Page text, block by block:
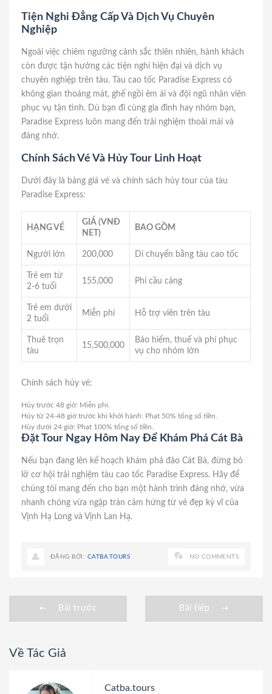
Tiện Nghi Đẳng Cấp Và Dịch Vụ Chuyên
Nghiệp
Ngoài việc chiêm ngưỡng cảnh sắc thiên nhiên, hành khách
còn được tận hưởng các tiện nghi hiện đại và dịch vụ
chuyên nghiệp trên tàu. Tàu cao tốc Paradise Express có
không gian thoáng mát, ghế ngồi êm ái và đội ngũ nhân viên
phục vụ tận tình. Dù bạn đi cùng gia đình hay nhóm bạn,
Paradise Express luôn mang đến trải nghiệm thoải mái và
đáng nhớ.
Chính Sách Vé Và Hủy Tour Linh Hoạt
Dưới đây là bảng giá vé và chính sách hủy tour của tàu
Paradise Express:
HẠNG VÉ
GIÁ (VNĐ
NET)
BAO GỒM
Người lớn 200,000 Di chuyển bằng tàu cao tốc
Trẻ em từ
2-6 tuổi
155,000 Phí cầu cảng
Trẻ em dưới
2 tuổi
Miễn phí Hỗ trợ viên trên tàu
Thuê trọn
tàu
15,500,000
Bảo hiểm, thuế và phí phục
vụ cho nhóm lớn
Chính sách hủy vé:
Hủy trước 48 giờ: Miễn phí.
Hủy từ 24-48 giờ trước khi khởi hành: Phạt 50% tổng số tiền.
Hủy dưới 24 giờ: Phạt 100% tổng số tiền.
Đặt Tour Ngay Hôm Nay Để Khám Phá Cát Bà
Nếu bạn đang lên kế hoạch khám phá đảo Cát Bà, đừng bỏ
lỡ cơ hội trải nghiệm tàu cao tốc Paradise Express. Hãy để
chúng tôi mang đến cho bạn một hành trình đáng nhớ, vừa
nhanh chóng vừa ngập tràn cảm hứng từ vẻ đẹp kỳ vĩ của
Vịnh Hạ Long và Vịnh Lan Hạ.
ĐĂNG BỞI: CATBA.TOURS NO COMMENTS
Bài trước Bài tiếp
Về Tác Giả
Catba.tours